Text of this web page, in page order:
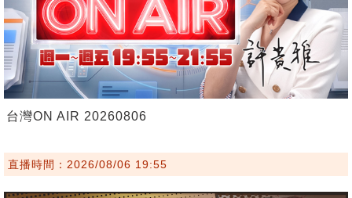
台灣ON AIR 20260806
直播時間：2026/08/06 19:55